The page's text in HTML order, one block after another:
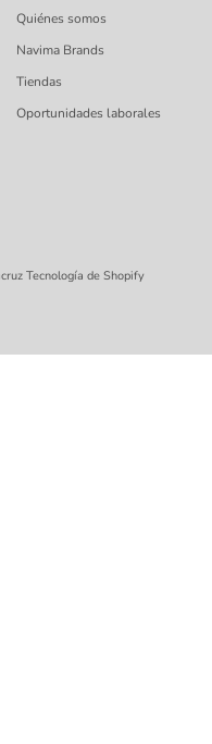
Quiénes somos
Navima Brands
Tiendas
Oportunidades laborales
Tecnología de Shopify